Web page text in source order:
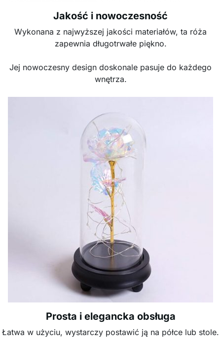
Jakość i nowoczesność
Wykonana z najwyższej jakości materiałów, ta róża
zapewnia długotrwałe piękno.
Jej nowoczesny design doskonale pasuje do każdego
wnętrza.
Prosta i elegancka obsługa
Łatwa w użyciu, wystarczy postawić ją na półce lub stole.